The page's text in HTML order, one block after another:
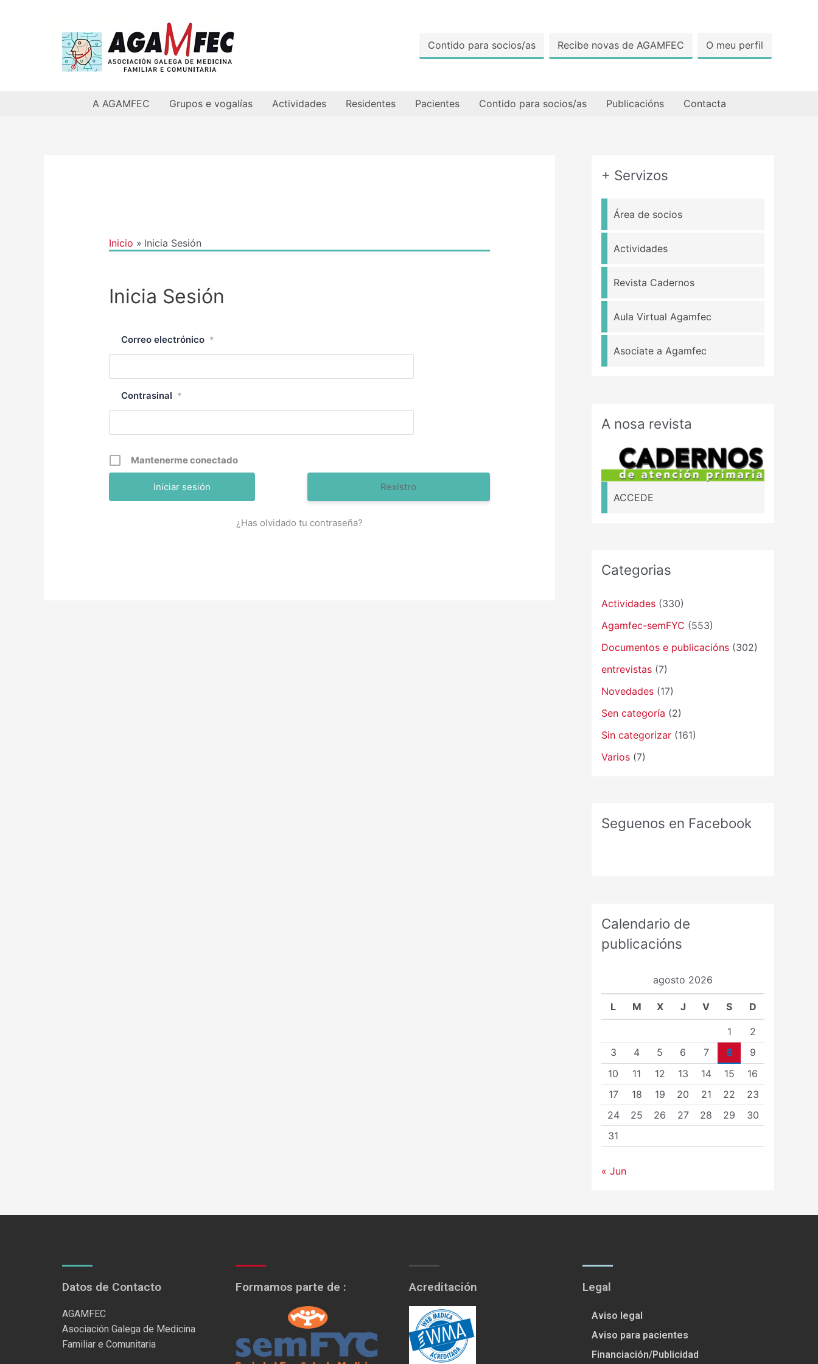
Contido para socios/as Recibe novas de AGAMFEC O meu perfil
A AGAMFEC Grupos e vogalías Actividades Residentes Pacientes Contido para socios/as Publicacións Contacta
Inicio Inicia Sesión
Inicia Sesión
Correo electrónico *
Contrasinal *
Mantenerme conectado
Rexistro
¿Has olvidado tu contraseña?
+ Servizos
Área de socios
Actividades
Revista Cadernos
Aula Virtual Agamfec
Asociate a Agamfec
A nosa revista
ACCEDE
Categorias
Actividades (330)
Agamfec-semFYC (553)
Documentos e publicacións (302)
entrevistas (7)
Novedades (17)
Sen categoría (2)
Sin categorizar (161)
Varios (7)
Seguenos en Facebook
Calendario de
publicacións
agosto 2026
L M X J V S D
1
2
3
4 5 6 7 8
9
10
11 12 13 14 15
16
17
18 19 20 21 22
23
24
25 26 27 28 29
30
31
« Jun
Datos de Contacto
AGAMFEC
Asociación Galega de Medicina
Familiar e Comunitaria
Formamos parte de : Acreditación Legal
Aviso legal
Aviso para pacientes
Financiación/Publicidad